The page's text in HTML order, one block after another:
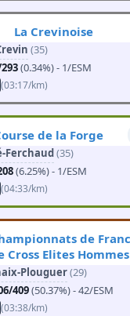
La Crevinoise
(35)
(0.34%) - 1/ESM
(03:17/km)
de la Forge
Ferchaud(35)
(6.25%) - 1/ESM
(04:33/km)
de
Cross Elites Hommes
Plouguer(29)
409(50.37%) - 42/ESM
(03:38/km)